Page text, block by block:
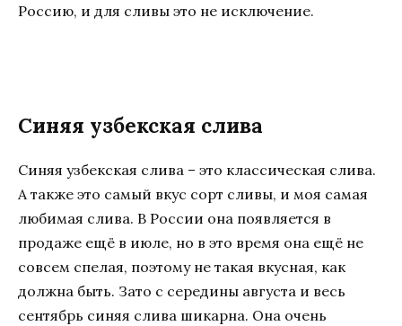
Россию, и для сливы это не исключение.
Синяя узбекская слива
Синяя узбекская слива – это классическая слива.
А также это самый вкус сорт сливы, и моя самая
любимая слива. В России она появляется в
продаже ещё в июле, но в это время она ещё не
совсем спелая, поэтому не такая вкусная, как
должна быть. Зато с середины августа и весь
сентябрь синяя слива шикарна. Она очень